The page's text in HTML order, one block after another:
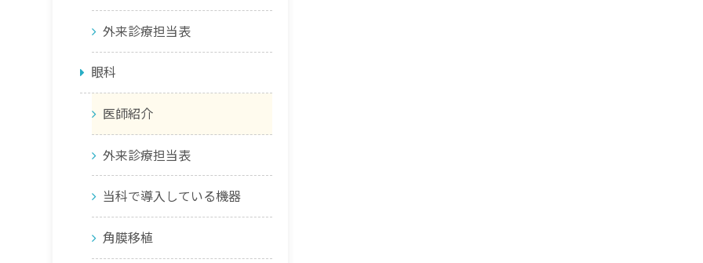
外来診療担当表
眼科
医師紹介
外来診療担当表
当科で導入している機器
角膜移植